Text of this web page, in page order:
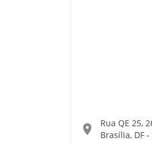
location_on
Rua QE 25,
Brasília, DF